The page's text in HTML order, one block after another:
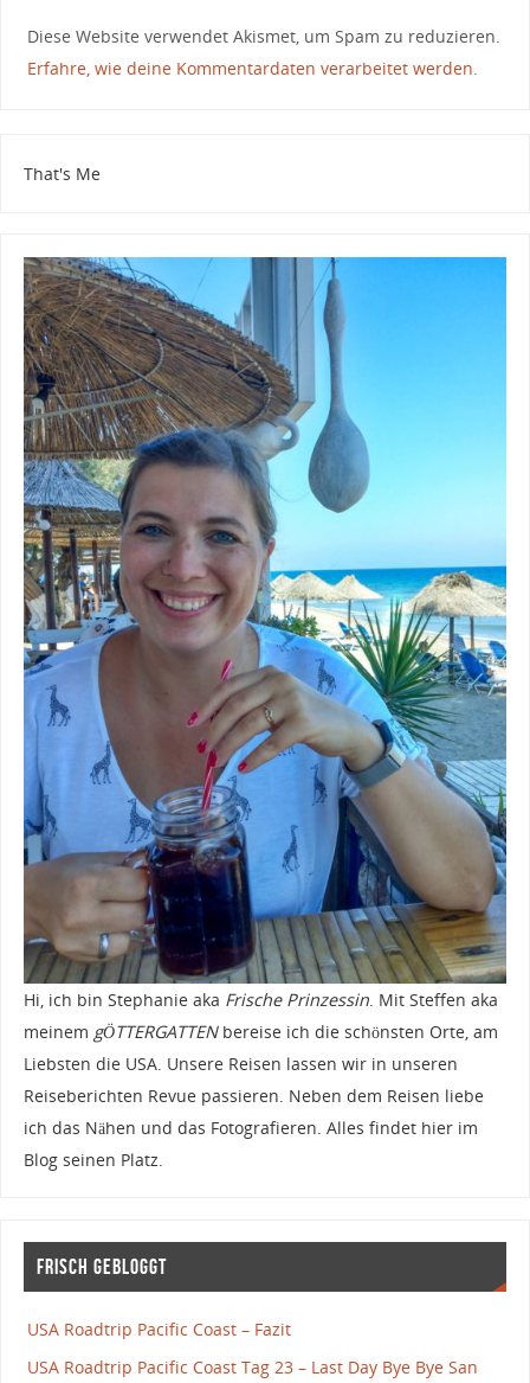
Diese Website verwendet Akismet, um Spam zu reduzieren.
Erfahre, wie deine Kommentardaten verarbeitet werden.
That's Me
Hi, ich bin Stephanie aka Frische Prinzessin. Mit Steffen aka
meinem gÖTTERGATTENbereise ich die schönsten Orte, am
Liebsten die USA. Unsere Reisen lassen wir in unseren
Reiseberichten Revue passieren. Neben dem Reisen liebe
ich das Nähen und das Fotografieren. Alles findet hier im
Blog seinen Platz.
Frisch gebloggt
USA Roadtrip Pacific Coast – Fazit
USA Roadtrip Pacific Coast Tag 23 – Last Day Bye Bye San